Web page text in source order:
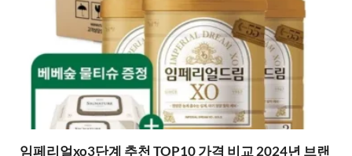
임페리얼xo3단계 추천 TOP10 가격 비교 2024년 브랜